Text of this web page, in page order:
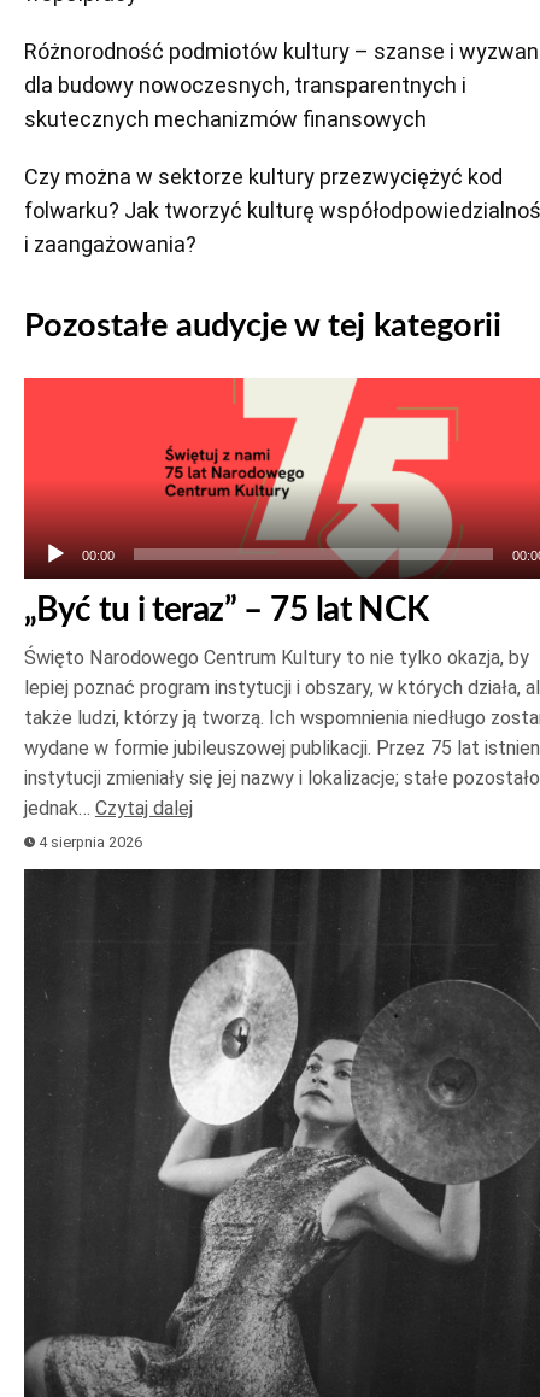
Różnorodność podmiotów kultury – szanse i
dla budowy nowoczesnych, transparentnych i
skutecznych mechanizmów finansowych
Czy można w sektorze kultury przezwyciężyć kod
folwarku? Jak tworzyć kulturę
i zaangażowania?
Pozostałe audycje w tej kategorii
00:00
„Być tu i teraz” – 75 lat NCK
Święto Narodowego Centrum Kultury to nie tylko okazja, by
lepiej poznać program instytucji i obszary, w których działa,
także ludzi, którzy ją tworzą. Ich wspomnienia niedługo
wydane w formie jubileuszowej publikacji. Przez 75 lat
instytucji zmieniały się jej nazwy i lokalizacje; stałe pozostało
jednak… Czytaj dalej
4 sierpnia 2026